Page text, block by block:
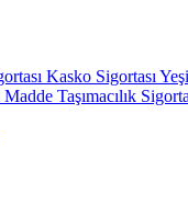
Kasko Sigortası
Taşımacılık